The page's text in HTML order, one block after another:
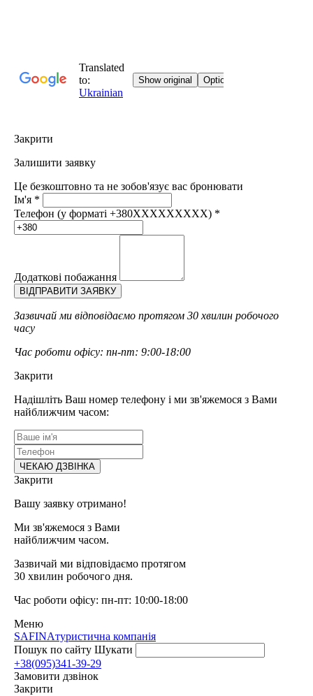
Закрити
Залишити заявку
Це безкоштовно та не зобов'язує вас бронювати
Ім'я *
Телефон (у форматі +380XXXXXXXXX) *
Додаткові побажання
Зазвичай ми відповідаємо протягом 30 хвилин робочого
часу
Час роботи офісу: пн-пт: 9:00-18:00
Закрити
Надішліть Ваш номер телефону і ми зв'яжемося з Вами
найближчим часом:
Закрити
Вашу заявку отримано!
Ми зв'яжемося з Вами
найближчим часом.
Зазвичай ми відповідаємо протягом
30 хвилин робочого дня.
Час роботи офісу: пн-пт: 10:00-18:00
Меню
SAFINAтуристична компанія
Пошук по сайту Шукати
+38(095)341-39-29
Замовити дзвінок
Закрити